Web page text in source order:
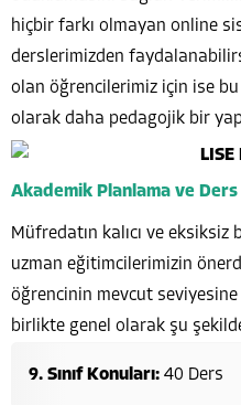
hiçbir farkı olmayan online
derslerimizden
olan öğrencilerimiz için ise bu
olarak daha pedagojik bir
Akademik Planlama ve
Müfredatın kalıcı ve
uzman eğitimcilerimizin
öğrencinin mevcut
birlikte genel olarak şu
9. Sınıf Konuları: 40 Ders